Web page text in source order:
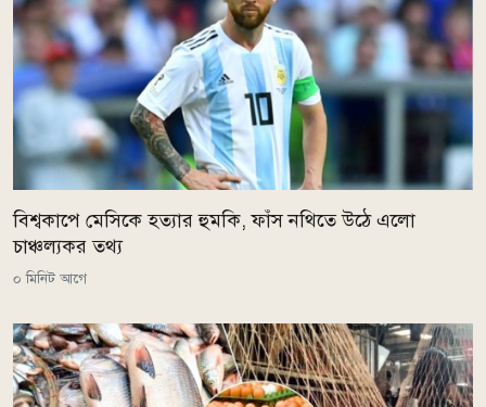
বিশ্বকাপে মেসিকে হত্যার হুমকি, ফাঁস নথিতে উঠে এলো
চাঞ্চল্যকর তথ্য
০ মিনিট আগে